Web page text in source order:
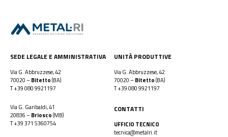
SEDE LEGALE E AMMINISTRATIVA
Via G. Abbruzzese, 42
70020 –Bitetto(BA)
T+39 080 9921197
UNITÀ PRODUTTIVE
Via G. Abbruzzese, 42
70020 –Bitetto(BA)
T+39 080 9921197
Via G. Garibaldi, 41
20836 –Briosco(MB)
T+39 371 5360754
CONTATTI
UFFICIO TECNICO
tecnica@metalri.it